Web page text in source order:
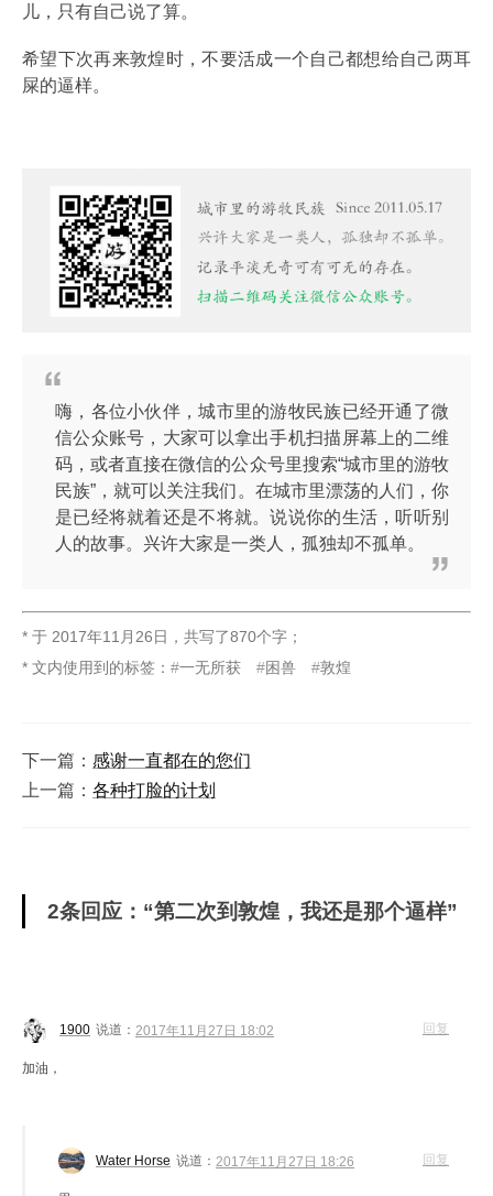
儿，只有自己说了算。
希望下次再来敦煌时，不要活成一个自己都想给自己两耳
屎的逼样。
嗨，各位小伙伴，城市里的游牧民族已经开通了微
信公众账号，大家可以拿出手机扫描屏幕上的二维
码，或者直接在微信的公众号里搜索“城市里的游牧
民族”，就可以关注我们。在城市里漂荡的人们，你
是已经将就着还是不将就。说说你的生活，听听别
人的故事。兴许大家是一类人，孤独却不孤单。
* 于 2017年11月26日 ， 共写了870个字 ；
* 文内使用到的标签：
一无所获 困兽 敦煌
下一篇： 感谢一直都在的您们
上一篇： 各种打脸的计划
2条回应：“第二次到敦煌，我还是那个逼样”
1900 说道： 2017年11月27日 18:02
加油，
回复
Water Horse 说道： 2017年11月27日 18:26 回复